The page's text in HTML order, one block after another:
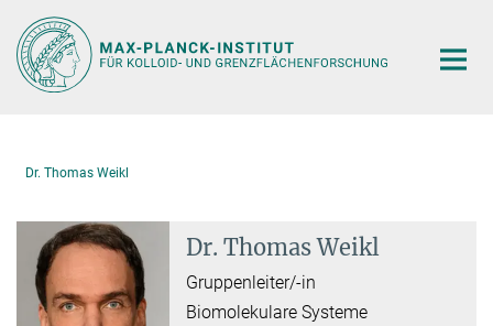
Hauptinhalt
Dr. Thomas Weikl
Dr. Thomas Weikl
Gruppenleiter/-in
Biomolekulare Systeme